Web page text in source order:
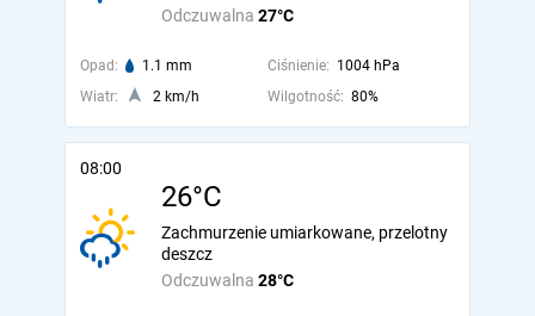
Odczuwalna 27°C
Opad: 1.1 mm Ciśnienie: 1004 hPa
Wiatr:
2 km/h Wilgotność: 80%
08:00
26°C
Odczuwalna 28°C
Zachmurzenie umiarkowane, przelotny
deszcz